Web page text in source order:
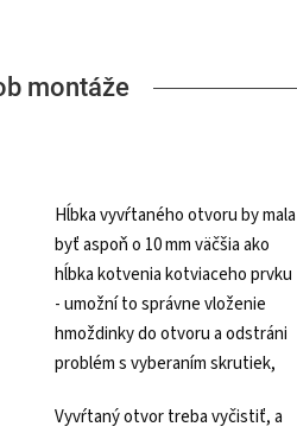
montáže
Hĺbka vyvŕtaného otvoru by mala
byť aspoň o 10 mm väčšia ako
hĺbka kotvenia kotviaceho prvku
- umožní to správne vloženie
hmoždinky do otvoru a odstráni
problém s vyberaním skrutiek,
Vyvŕtaný otvor treba vyčistiť, a